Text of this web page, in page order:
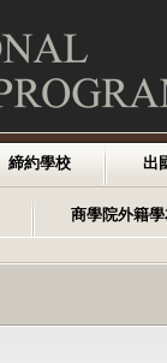
締約學校 出
商學院外籍